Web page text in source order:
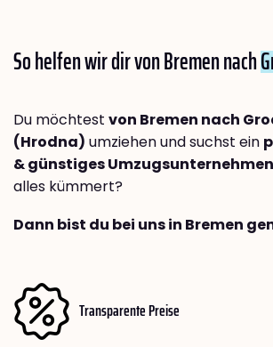
So helfen wir dir von Bremen nach
Du möchtest von Bremen nach
(Hrodna) umziehen und suchst ein
& günstiges Umzugsunternehmen
alles kümmert?
Dann bist du bei uns in Bremen
Transparente Preise